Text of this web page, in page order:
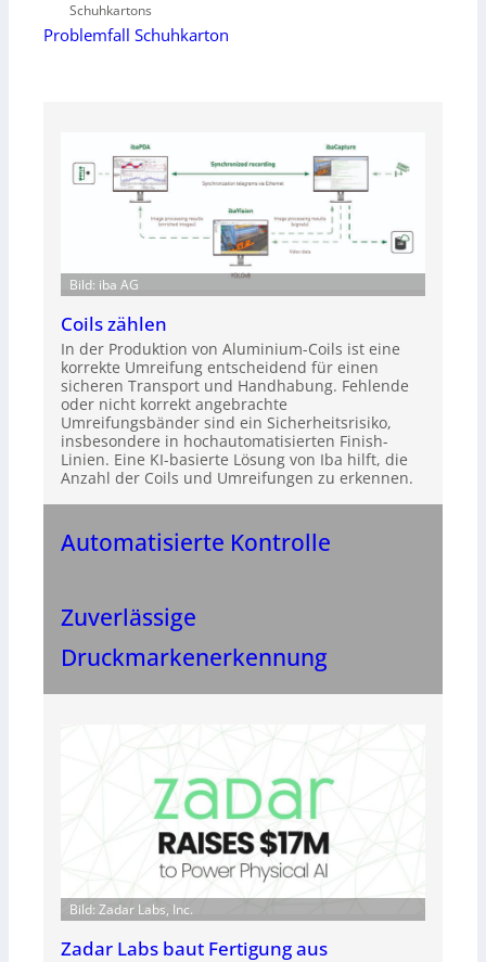
Schuhkartons
Problemfall Schuhkarton
Bild: iba AG
Coils zählen
In der Produktion von Aluminium-Coils ist eine
korrekte Umreifung entscheidend für einen
sicheren Transport und Handhabung. Fehlende
oder nicht korrekt angebrachte
Umreifungsbänder sind ein Sicherheitsrisiko,
insbesondere in hochautomatisierten Finish-
Linien. Eine KI-basierte Lösung von Iba hilft, die
Anzahl der Coils und Umreifungen zu erkennen.
Automatisierte Kontrolle
Zuverlässige
Druckmarkenerkennung
Bild: Zadar Labs, Inc.
Zadar Labs baut Fertigung aus